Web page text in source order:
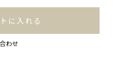
に入れる
わせ